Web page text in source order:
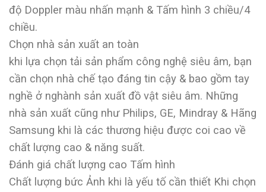
độ Doppler màu nhấn mạnh & Tấm hình 3 chiều/4
chiều.
Chọn nhà sản xuất an toàn
khi lựa chọn tải sản phẩm công nghệ siêu âm, bạn
cần chọn nhà chế tạo đáng tin cậy & bao gồm tay
nghề ở nghành sản xuất đồ vật siêu âm. Những
nhà sản xuất cũng như Philips, GE, Mindray & Hãng
Samsung khi là các thương hiệu được coi cao về
chất lượng cao & năng suất.
Đánh giá chất lượng cao Tấm hình
Chất lượng bức Ảnh khi là yếu tố cần thiết Khi chọn